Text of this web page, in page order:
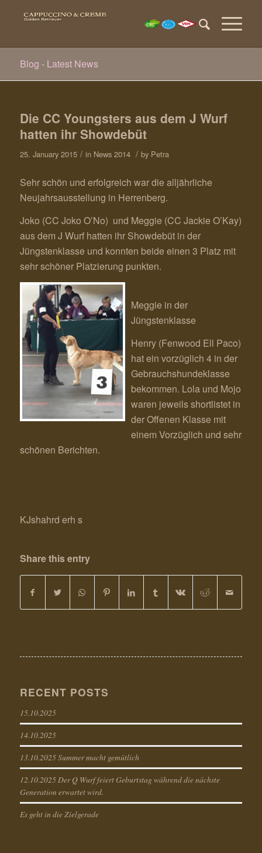
Blog - Latest News
Die CC Youngsters aus dem J Wurf
hatten ihr Showdebüt
25. January 2015 / in News 2014 / by Petra
Sehr schön und erfolgreich war die alljährliche
Neujahrsausstellung in Herrenberg.
Joko (CC Joko O’No) und Meggie (CC Jackie O’Kay)
aus dem J Wurf hatten ihr Showdebüt in der
Jüngstenklasse und konnten beide einen 3 Platz mit
sehr schöner Platzierung punkten.
Meggie in der
Jüngstenklasse
Henry (Fenwood Ell Paco)
hat ein vorzüglich 4 in der
Gebrauchshundeklasse
bekommen. Lola und Mojo
waren jeweils shortlistet in
der Offenen Klasse mit
einem Vorzüglich und sehr
schönen Berichten.
KJshahrd erh s
Share this entry
RECENT POSTS
15.10.2025
14.10.2025
13.10.2025 Summer macht gemütlich
12.10.2025 Der Q Wurf feiert Geburtstag während die nächste
Generation erwartet wird.
Es geht in die Zielgerade